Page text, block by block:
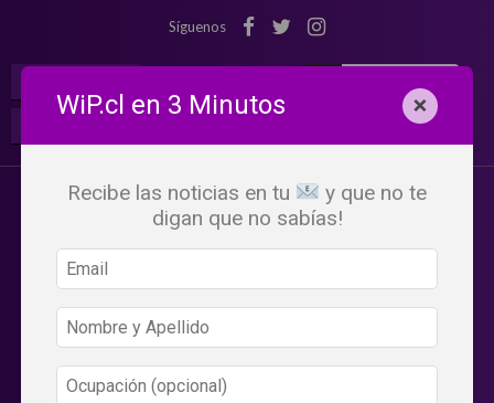
Síguenos
WiP.cl en 3 Minutos ×
Recibe las noticias en tu
y que no te
digan que no sabías!